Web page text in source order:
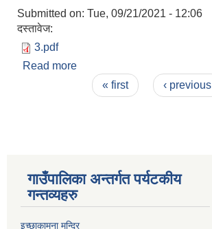
Submitted on: Tue, 09/21/2021 - 12:06
दस्तावेज:
3.pdf
Read more
« first ‹ previous
गाउँपालिका अन्तर्गत पर्यटकीय
गन्तव्यहरु
इच्छाकामना मन्दिर